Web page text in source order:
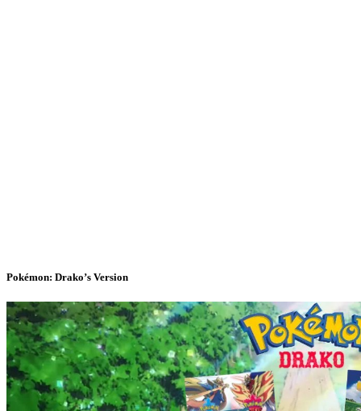
Pokémon: Drako’s Version